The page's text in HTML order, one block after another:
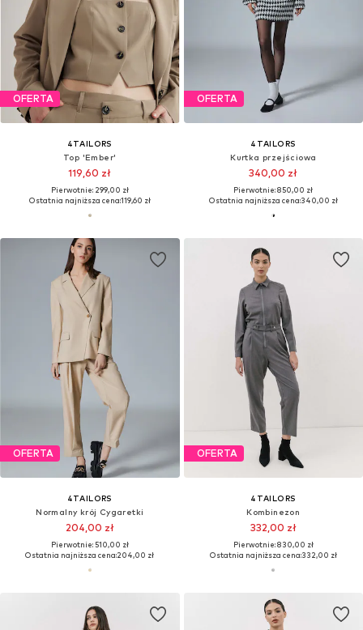
OFERTA
4TAILORS
Top 'Ember'
119,60 zł
Pierwotnie: 299,00 zł
Ostatnia najniższa cena:119,60 zł
OFERTA
4TAILORS
Kurtka przejściowa
340,00 zł
Pierwotnie: 850,00 zł
Ostatnia najniższa cena:340,00 zł
OFERTA
4TAILORS
Normalny krój Cygaretki
204,00 zł
Pierwotnie: 510,00 zł
Ostatnia najniższa cena:204,00 zł
OFERTA
4TAILORS
Kombinezon
332,00 zł
Pierwotnie: 830,00 zł
Ostatnia najniższa cena:332,00 zł